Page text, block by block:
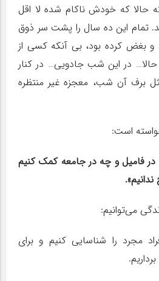
حالا که خودش ناکام شده لا اقل
تمام این ده سال را پشت سر ذوق
و بغض کرده بود، بی آنکه کسی از
در این شب جادویی… در کنار
برف آن شب، معجزه غیر منتظره
است:
در فامیل و چه در جامعه کمک کنیم
می‌توانیم:
مجرد را شناسایی کنیم و برای